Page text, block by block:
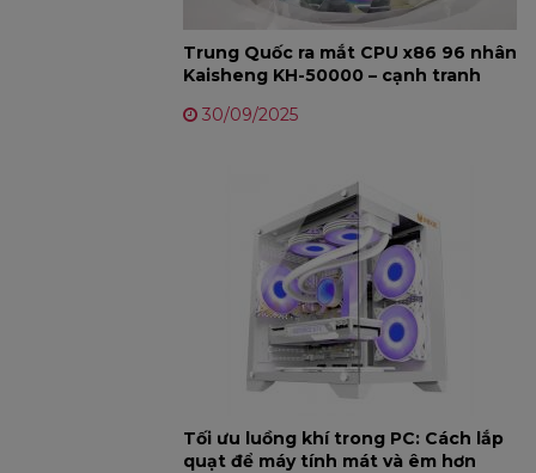
Trung Quốc ra mắt CPU x86 96 nhân
Kaisheng KH-50000 – cạnh tranh
30/09/2025
Tối ưu luồng khí trong PC: Cách lắp
quạt để máy tính mát và êm hơn